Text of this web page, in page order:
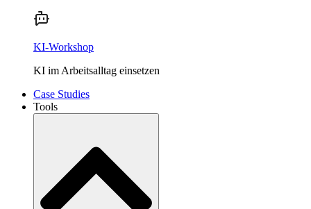
KI-Workshop
KI im Arbeitsalltag einsetzen
Case Studies
Tools